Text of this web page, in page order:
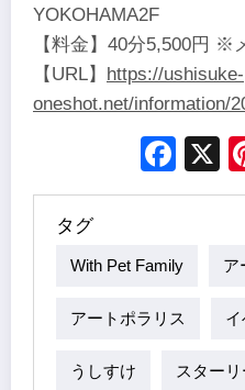
YOKOHAMA2F
【料金】40分5,500円 ※
【URL】 https://ushisuke-
oneshot.net/information/
タグ
With Pet Family ア
アートポラリス イ
うしすけ スター